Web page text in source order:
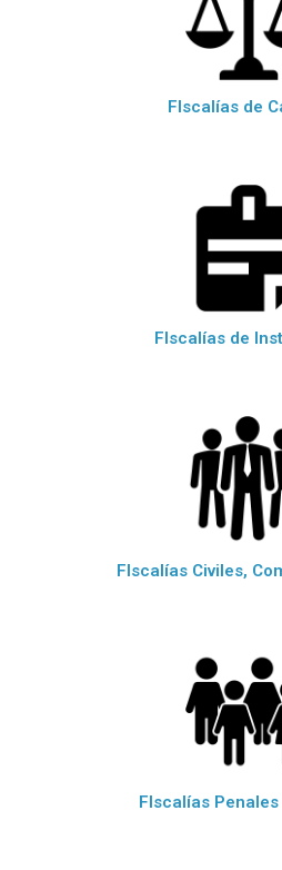
FIscalías de
FIscalías de
FIscalías Civiles,
FIscalías